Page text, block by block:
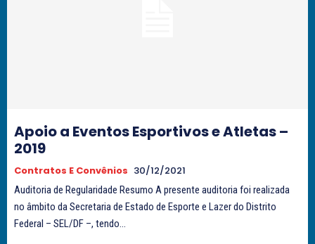
Apoio a Eventos Esportivos e Atletas –
2019
Contratos E Convênios 30/12/2021
Auditoria de Regularidade Resumo A presente auditoria foi realizada
no âmbito da Secretaria de Estado de Esporte e Lazer do Distrito
Federal – SEL/DF –, tendo...